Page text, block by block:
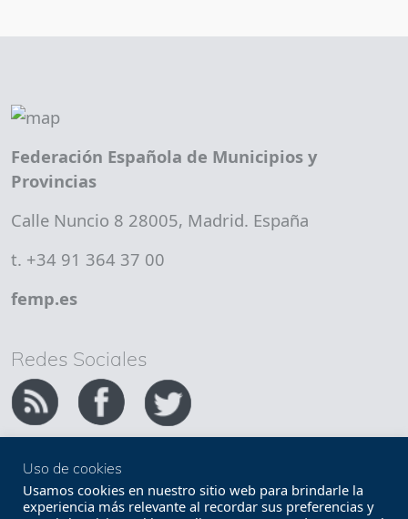
Federación Española de Municipios y
Provincias
Calle Nuncio 8 28005, Madrid. España
t. +34 91 364 37 00
femp.es
Redes Sociales
Copyright FEMP
Accesibilidad
Uso de cookies
Usamos cookies en nuestro sitio web para brindarle la
experiencia más relevante al recordar sus preferencias y